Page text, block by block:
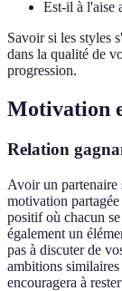
Est-il à l'aise
Savoir si les styles
dans la qualité de
progression.
Motivation
Relation
Avoir un partenaire
motivation
positif où chacun
également un
pas à discuter de
ambitions
encouragera à